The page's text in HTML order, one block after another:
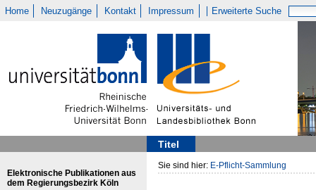
Home Neuzugänge Kontakt Impressum Erweiterte Suche
Titel
Elektronische Publikationen aus
dem Regierungsbezirk Köln
Sie sind hier: E-Pflicht-Sammlung